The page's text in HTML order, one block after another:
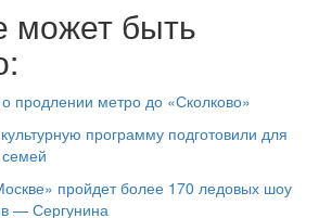
может быть
продлении метро до «Сколково»
программу подготовили для
пройдет более 170 ледовых шоу
— Сергунина